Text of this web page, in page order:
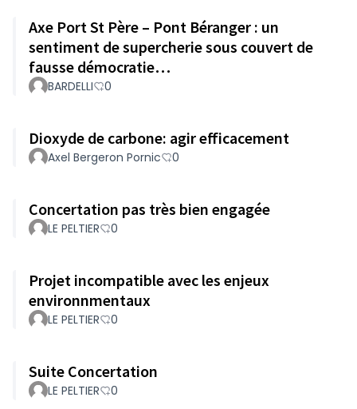
Axe Port St Père – Pont Béranger : un
sentiment de supercherie sous couvert de
fausse démocratie…
BARDELLI 0
Dioxyde de carbone: agir efficacement
Axel Bergeron Pornic 0
Concertation pas très bien engagée
LE PELTIER 0
Projet incompatible avec les enjeux
environnmentaux
LE PELTIER 0
Suite Concertation
LE PELTIER 0